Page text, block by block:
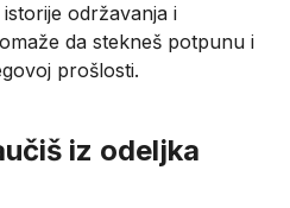
održavanja i
da stekneš potpunu i
prošlosti.
iz odeljka